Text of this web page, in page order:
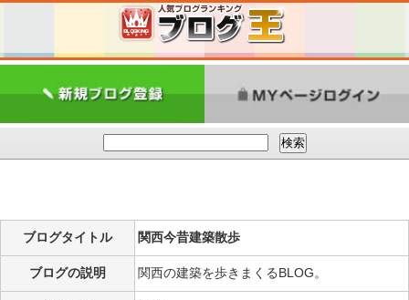
ブログタイトル 関西今昔建築散歩
ブログの説明 関西の建築を歩きまくるBLOG。